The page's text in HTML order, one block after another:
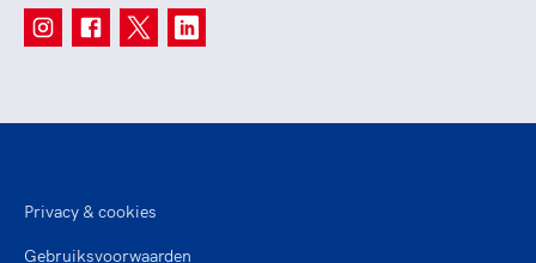
Privacy & cookies
Gebruiksvoorwaarden